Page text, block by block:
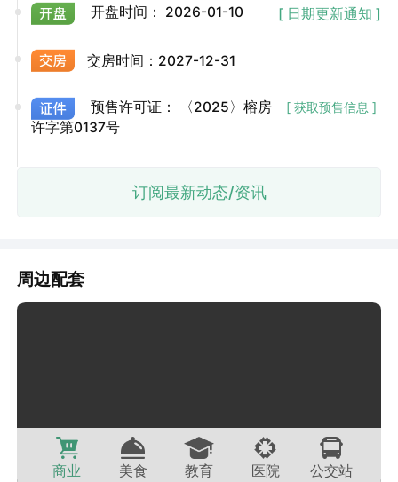
开盘时间： 2026-01-10 [ 日期更新通知 ]
交房时间： 2027-12-31
预售许可证：
〈2025〉榕房
许字第0137号
[ 获取预售信息 ]
订阅最新动态/资讯
周边配套
商业 美食 教育 医院 公交站